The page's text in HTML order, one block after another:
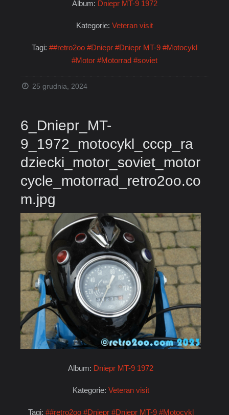
Album: Dniepr MT-9 1972
Kategorie: Veteran visit
Tagi: ##retro2oo #Dniepr #Dniepr MT-9 #Motocykl
#Motor #Motorrad #soviet
25 grudnia, 2024
6_Dniepr_MT-
9_1972_motocykl_cccp_ra
dziecki_motor_soviet_motor
cycle_motorrad_retro2oo.co
m.jpg
Album: Dniepr MT-9 1972
Kategorie: Veteran visit
Tagi: ##retro2oo #Dniepr #Dniepr MT-9 #Motocykl